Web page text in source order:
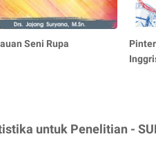
Seni Rupa
untuk Penelitian -